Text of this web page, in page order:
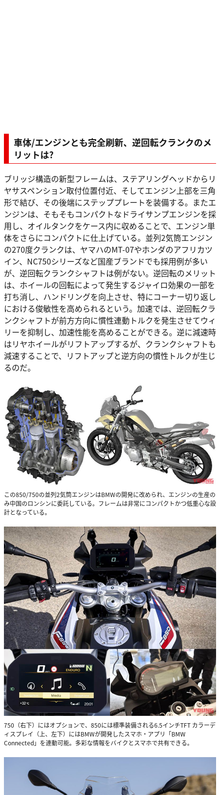
車体/エンジンとも完全刷新、逆回転クランクのメ
リットは?
ブリッジ構造の新型フレームは、ステアリングヘッドからリ
ヤサスペンション取付位置付近、そしてエンジン上部を三角
形で結び、その後端にステッププレートを装備する。またエ
ンジンは、そもそもコンパクトなドライサンプエンジンを採
用し、オイルタンクをケース内に収めることで、エンジン単
体をさらにコンパクトに仕上げている。並列2気筒エンジン
の270度クランクは、ヤマハのMT-07やホンダのアフリカツ
イン、NC750シリーズなど国産ブランドでも採用例が多い
が、逆回転クランクシャフトは例がない。逆回転のメリット
は、ホイールの回転によって発生するジャイロ効果の一部を
打ち消し、ハンドリングを向上させ、特にコーナー切り返し
における俊敏性を高められるという。加速では、逆回転クラ
ンクシャフトが前方方向に慣性連動トルクを発生させてウィ
リーを抑制し、加速性能を高めることができる。逆に減速時
はリヤホイールがリフトアップするが、クランクシャフトも
減速することで、リフトアップと逆方向の慣性トルクが生じ
るのだ。
この850/750の並列2気筒エンジンはBMWの開発に改められ、エンジンの生産の
み中国のロンシンに委託している。フレームは非常にコンパクトかつ低重心な設
計となっている。
750（右下）にはオプションで、850には標準装備される6.5インチTFT カラーデ
ィスプレイ（上、左下）にはBMWが開発したスマホ・アプリ「BMW
Connected」を連動可能。多彩な情報をバイクとスマホで共有できる。